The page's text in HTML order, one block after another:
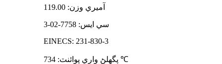
آميري وزن: 119.00
سي ايس: 7758-02-3
EINECS: 231-830-3
℃